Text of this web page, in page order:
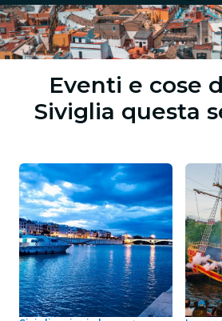
Eventi e cose
Siviglia questa